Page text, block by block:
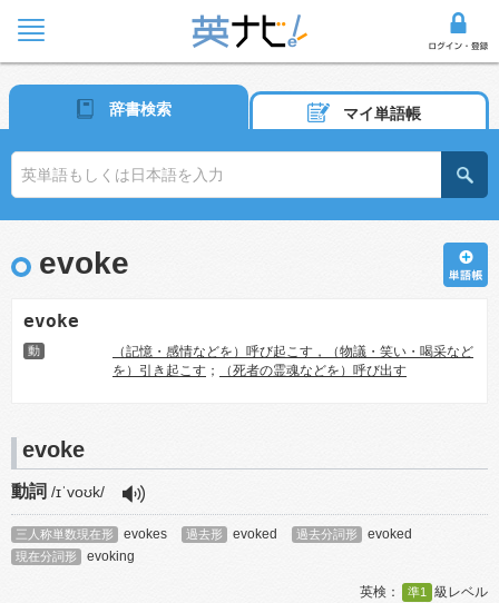
辞書検索 マイ単語帳
evoke
evoke
動
（記憶・感情などを）呼び起こす，（物議・笑い・喝采など
を）引き起こす ； （死者の霊魂などを）呼び出す
evoke
動詞 /ɪˈvoʊk/
三人称単数現在形 evokes 過去形 evoked 過去分詞形 evoked
現在分詞形 evoking
準1